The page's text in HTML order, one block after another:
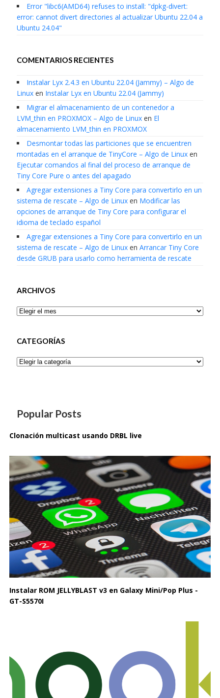
Error "libc6(AMD64) refuses to install: "dpkg-divert:
error: cannot divert directories al actualizar Ubuntu 22.04 a
Ubuntu 24.04"
COMENTARIOS RECIENTES
Instalar Lyx 2.4.3 en Ubuntu 22.04 (Jammy) – Algo de
Linuxen Instalar Lyx en Ubuntu 22.04 (Jammy)
Migrar el almacenamiento de un contenedor a
LVM_thin en PROXMOX – Algo de Linuxen El
almacenamiento LVM_thin en PROXMOX
Desmontar todas las particiones que se encuentren
montadas en el arranque de TinyCore – Algo de Linuxen
Ejecutar comandos al final del proceso de arranque de
Tiny Core Pure o antes del apagado
Agregar extensiones a Tiny Core para convertirlo en un
sistema de rescate – Algo de Linuxen Modificar las
opciones de arranque de Tiny Core para configurar el
idioma de teclado español
Agregar extensiones a Tiny Core para convertirlo en un
sistema de rescate – Algo de Linuxen Arrancar Tiny Core
desde GRUB para usarlo como herramienta de rescate
ARCHIVOS
Archivos
CATEGORÍAS
Categorías
Popular Posts
Clonación multicast usando DRBL live
Instalar ROM JELLYBLAST v3 en Galaxy Mini/Pop Plus -
GT-S5570I